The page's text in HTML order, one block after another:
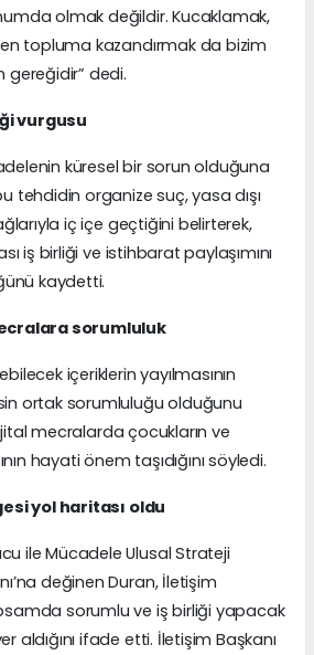
olmak değildir. Kucaklamak,
topluma kazandırmak da bizim
gereğidir” dedi.
vurgusu
küresel bir sorun olduğuna
tehdidin organize suç, yasa dışı
iç içe geçtiğini belirterek,
iş birliği ve istihbarat paylaşımını
kaydetti.
sorumluluk
içeriklerin yayılmasının
ortak sorumluluğu olduğunu
mecralarda çocukların ve
hayati önem taşıdığını söyledi.
yol haritası oldu
ile Mücadele Ulusal Strateji
değinen Duran, İletişim
sorumlu ve iş birliği yapacak
aldığını ifade etti. İletişim Başkanı